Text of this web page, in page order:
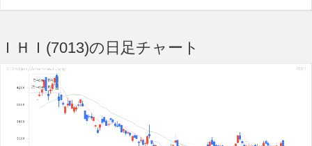
ＩＨＩ(7013)の日足チャート